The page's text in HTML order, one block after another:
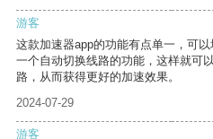
游客
这款加速器app的功能有点单一，可
一个自动切换线路的功能，这样就可
路，从而获得更好的加速效果。
2024-07-29
游客